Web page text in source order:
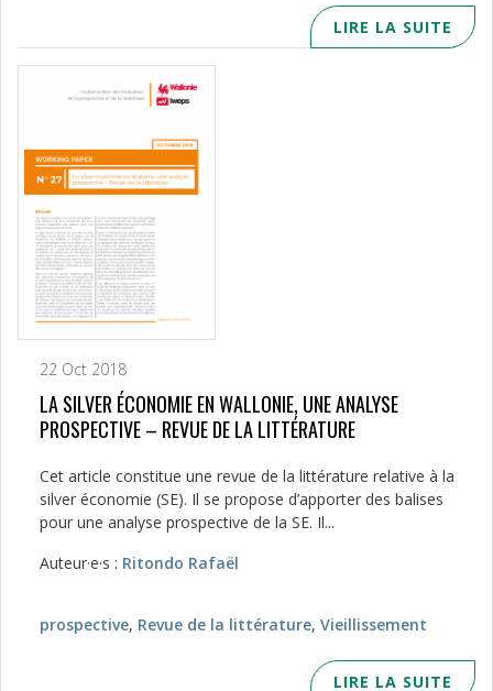
LIRE LA SUITE
22 Oct 2018
LA SILVER ÉCONOMIE EN WALLONIE, UNE ANALYSE
PROSPECTIVE – REVUE DE LA LITTÉRATURE
Cet article constitue une revue de la littéra­ture relative à la
silver économie (SE). Il se propose d’apporter des balises
pour une analyse prospective de la SE. Il...
Auteur·e·s : Ritondo Rafaël
prospective, Revue de la littérature, Vieillissement
LIRE LA SUITE